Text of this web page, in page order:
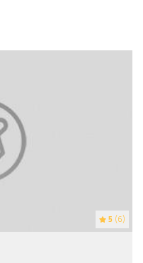
5 (6)